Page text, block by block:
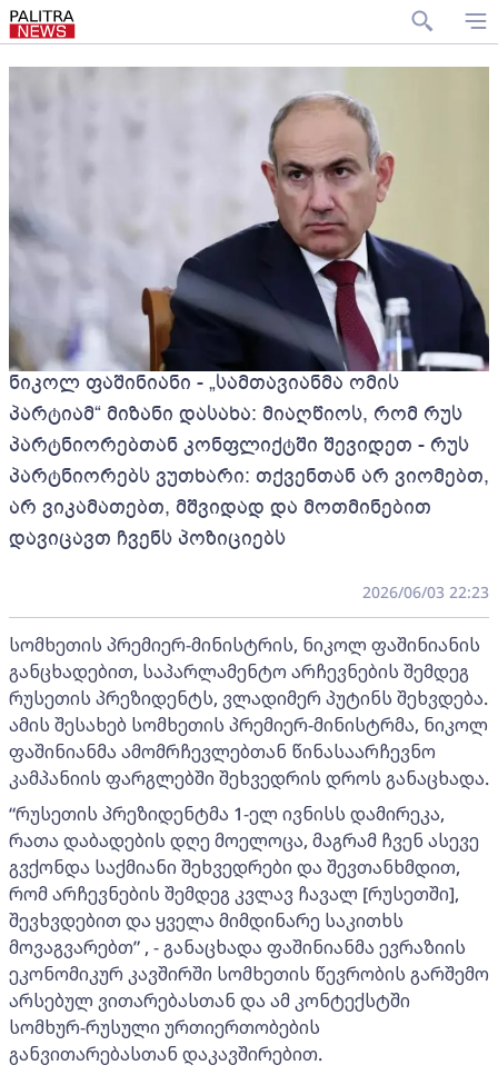
ნიკოლ ფაშინიანი - „სამთავიანმა ომის
პარტიამ“ მიზანი დასახა: მიაღწიოს, რომ რუს
პარტნიორებთან კონფლიქტში შევიდეთ - რუს
პარტნიორებს ვუთხარი: თქვენთან არ ვიომებთ,
არ ვიკამათებთ, მშვიდად და მოთმინებით
დავიცავთ ჩვენს პოზიციებს
2026/06/03 22:23
სომხეთის პრემიერ-მინისტრის, ნიკოლ ფაშინიანის
განცხადებით, საპარლამენტო არჩევნების შემდეგ
რუსეთის პრეზიდენტს, ვლადიმერ პუტინს შეხვდება.
ამის შესახებ სომხეთის პრემიერ-მინისტრმა, ნიკოლ
ფაშინიანმა ამომრჩევლებთან წინასაარჩევნო
კამპანიის ფარგლებში შეხვედრის დროს განაცხადა.
“რუსეთის პრეზიდენტმა 1-ელ ივნისს დამირეკა,
რათა დაბადების დღე მოელოცა, მაგრამ ჩვენ ასევე
გვქონდა საქმიანი შეხვედრები და შევთანხმდით,
რომ არჩევნების შემდეგ კვლავ ჩავალ [რუსეთში],
შევხვდებით და ყველა მიმდინარე საკითხს
მოვაგვარებთ” , - განაცხადა ფაშინიანმა ევრაზიის
ეკონომიკურ კავშირში სომხეთის წევრობის გარშემო
არსებულ ვითარებასთან და ამ კონტექსტში
სომხურ-რუსული ურთიერთობების
განვითარებასთან დაკავშირებით.